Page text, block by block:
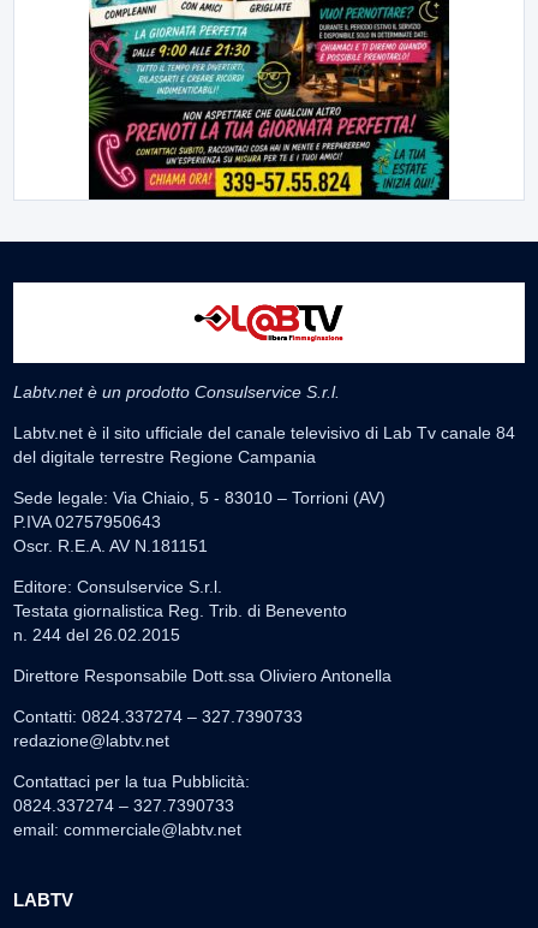
Labtv.net è un prodotto Consulservice S.r.l.
Labtv.net è il sito ufficiale del canale televisivo di Lab Tv canale 84
del digitale terrestre Regione Campania
Sede legale: Via Chiaio, 5 - 83010 – Torrioni (AV)
P.IVA 02757950643
Oscr. R.E.A. AV N.181151
Editore: Consulservice S.r.l.
Testata giornalistica Reg. Trib. di Benevento
n. 244 del 26.02.2015
Direttore Responsabile Dott.ssa Oliviero Antonella
Contatti: 0824.337274 – 327.7390733
redazione@labtv.net
Contattaci per la tua Pubblicità:
0824.337274 – 327.7390733
email: commerciale@labtv.net
LABTV